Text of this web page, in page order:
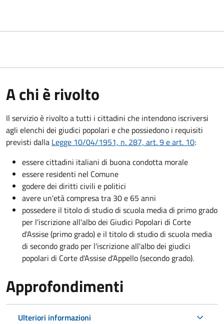
A chi è rivolto
Il servizio è rivolto a tutti i cittadini che intendono iscriversi
agli elenchi dei giudici popolari e che possiedono i requisiti
previsti dalla Legge 10/04/1951, n. 287, art. 9 e art. 10:
essere cittadini italiani di buona condotta morale
essere residenti nel Comune
godere dei diritti civili e politici
avere un'età compresa tra 30 e 65 anni
possedere il titolo di studio di scuola media di primo grado
per l'iscrizione all'albo dei Giudici Popolari di Corte
d'Assise (primo grado) e il titolo di studio di scuola media
di secondo grado per l'iscrizione all'albo dei giudici
popolari di Corte d'Assise d’Appello (secondo grado).
Approfondimenti
Ulteriori informazioni